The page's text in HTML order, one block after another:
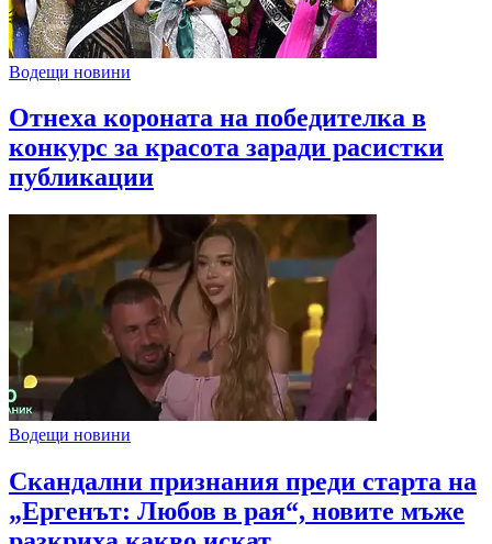
Водещи новини
Отнеха короната на победителка в
конкурс за красота заради расистки
публикации
Водещи новини
Скандални признания преди старта на
„Ергенът: Любов в рая“, новите мъже